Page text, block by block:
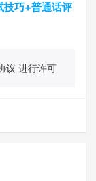
技巧+普通话评
议 进行许可